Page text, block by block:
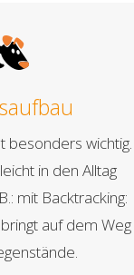
besonders wichtig.
in den Alltag
mit Backtracking:
auf dem Weg